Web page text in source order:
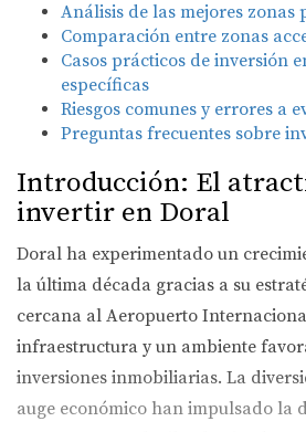
Análisis de las mejores
Comparación entre zonas
Casos prácticos de inversión
específicas
Riesgos comunes y errores a
Preguntas frecuentes sobre
Introducción: El
invertir en Doral
Doral ha experimentado un
la última década gracias a su
cercana al Aeropuerto
infraestructura y un ambiente
inversiones inmobiliarias. La
auge económico han impulsado la